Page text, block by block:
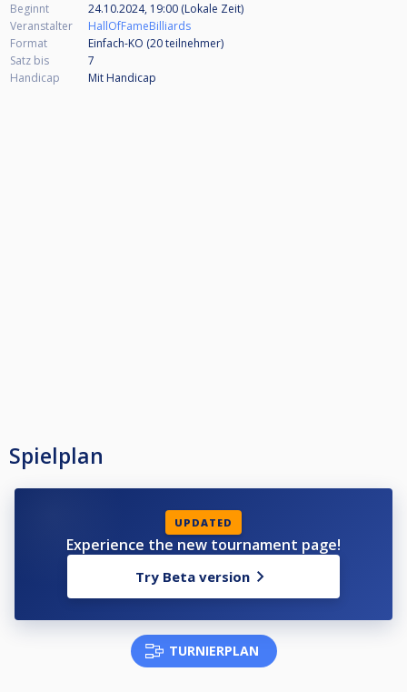
Beginnt
24.10.2024, 19:00 (Lokale Zeit)
Veranstalter
HallOfFameBilliards
Format
Einfach-KO (20teilnehmer)
Satz bis
7
Handicap
Mit Handicap
Spielplan
UPDATED
Experience the new tournament page!
Try Beta version
TURNIERPLAN